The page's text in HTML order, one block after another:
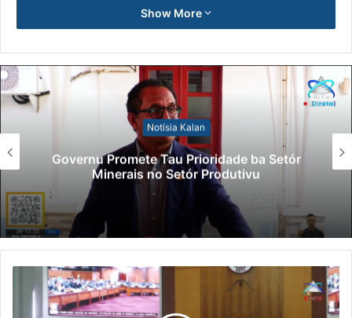
Show More
Notísia Kalan
Governu Promete Tau Prioridade ba Setór
Minerais no Setór Produtivu